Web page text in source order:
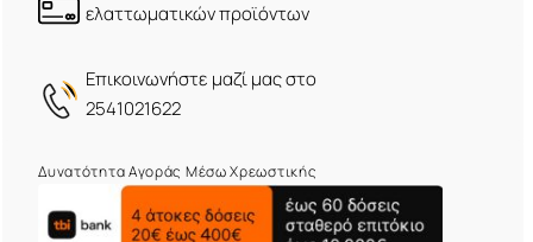
ελαττωματικών προϊόντων
Eπικοινωνήστε μαζί μας στο
2541021622
Δυνατότητα Αγοράς Μέσω Χρεωστικής